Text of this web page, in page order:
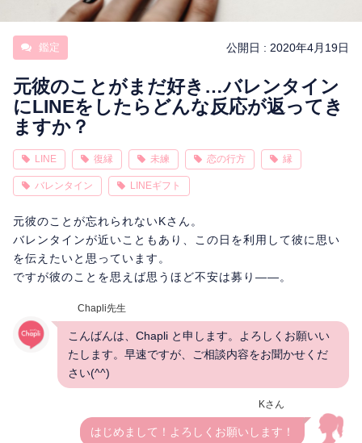
今週の運勢 彼氏 片思い 結婚
相性
鑑定 公開日 : 2020年4月19日
元彼のことがまだ好き…バレンタイン
にLINEをしたらどんな反応が返ってき
ますか？
LINE 復縁 未練 恋の行方 縁
バレンタイン LINEギフト
元彼のことが忘れられないKさん。
バレンタインが近いこともあり、この日を利用して彼に思い
を伝えたいと思っています。
ですが彼のことを思えば思うほど不安は募り――。
Chapli先生
こんばんは、Chapli と申します。よろしくお願いい
たします。早速ですが、ご相談内容をお聞かせくだ
さい(^^)
Kさん
はじめまして！よろしくお願いします！